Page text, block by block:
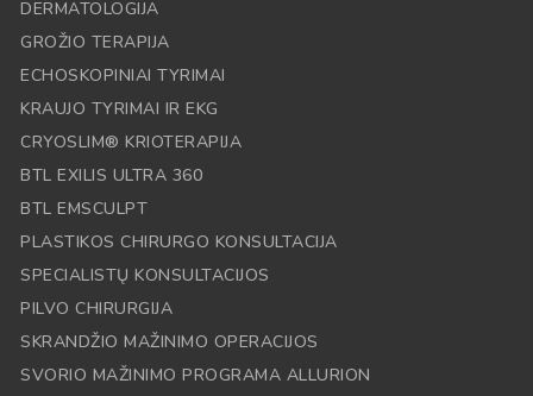
DERMATOLOGIJA
GROŽIO TERAPIJA
ECHOSKOPINIAI TYRIMAI
KRAUJO TYRIMAI IR EKG
CRYOSLIM® KRIOTERAPIJA
BTL EXILIS ULTRA 360
BTL EMSCULPT
PLASTIKOS CHIRURGO KONSULTACIJA
SPECIALISTŲ KONSULTACIJOS
PILVO CHIRURGIJA
SKRANDŽIO MAŽINIMO OPERACIJOS
SVORIO MAŽINIMO PROGRAMA ALLURION